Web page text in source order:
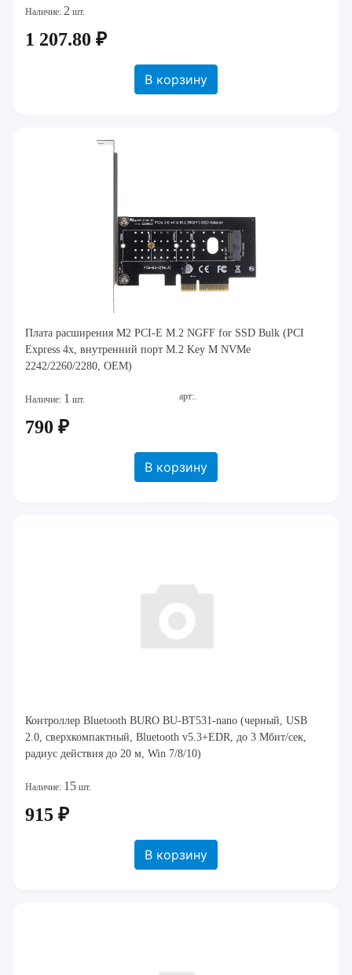
Наличие: 2 шт.
1 207.80 ₽
В корзину
Плата расширения M2 PCI-E M.2 NGFF for SSD Bulk (PCI
Express 4x, внутренний порт M.2 Key M NVMe
2242/2260/2280, OEM)
Наличие: 1 шт. арт:.
790 ₽
В корзину
Контроллер Bluetooth BURO BU-BT531-nano (черный, USB
2.0, сверхкомпактный, Bluetooth v5.3+EDR, до 3 Мбит/сек,
радиус действия до 20 м, Win 7/8/10)
Наличие: 15 шт.
915 ₽
В корзину